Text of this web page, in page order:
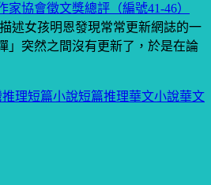
家協會徵文獎總評（編號41-46）
述女孩明恩發現常常更新網誌的一
」突然之間沒有更新了，於是在論
理短篇小說短篇推理華文小說華文